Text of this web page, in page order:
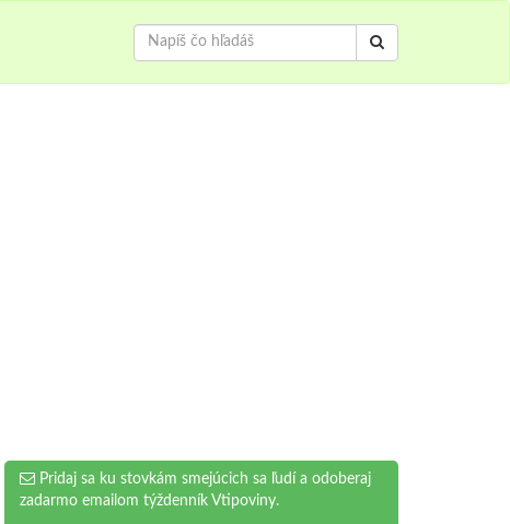
Pridaj sa ku stovkám smejúcich sa ľudí a odoberaj
zadarmo emailom týždenník Vtipoviny.